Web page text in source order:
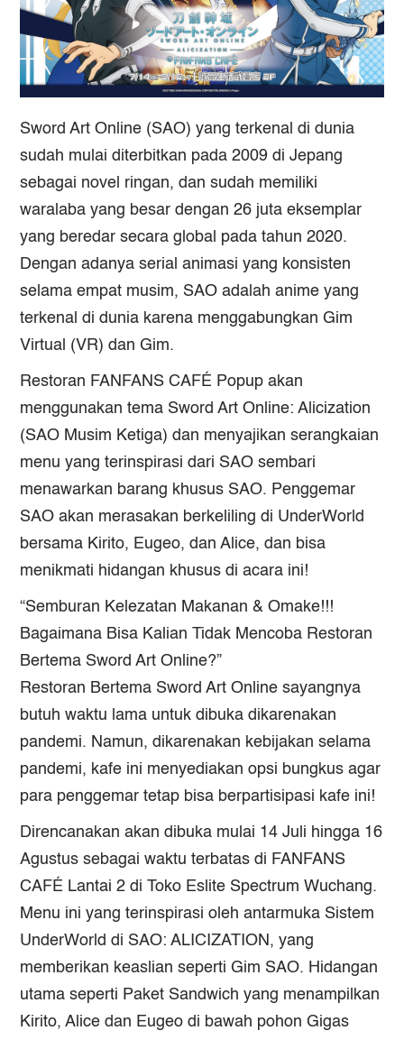
Sword Art Online (SAO) yang terkenal di dunia
sudah mulai diterbitkan pada 2009 di Jepang
sebagai novel ringan, dan sudah memiliki
waralaba yang besar dengan 26 juta eksemplar
yang beredar secara global pada tahun 2020.
Dengan adanya serial animasi yang konsisten
selama empat musim, SAO adalah anime yang
terkenal di dunia karena menggabungkan Gim
Virtual (VR) dan Gim.
Restoran FANFANS CAFÉ Popup akan
menggunakan tema Sword Art Online: Alicization
(SAO Musim Ketiga) dan menyajikan serangkaian
menu yang terinspirasi dari SAO sembari
menawarkan barang khusus SAO. Penggemar
SAO akan merasakan berkeliling di UnderWorld
bersama Kirito, Eugeo, dan Alice, dan bisa
menikmati hidangan khusus di acara ini!
“Semburan Kelezatan Makanan & Omake!!!
Bagaimana Bisa Kalian Tidak Mencoba Restoran
Bertema Sword Art Online?”
Restoran Bertema Sword Art Online sayangnya
butuh waktu lama untuk dibuka dikarenakan
pandemi. Namun, dikarenakan kebijakan selama
pandemi, kafe ini menyediakan opsi bungkus agar
para penggemar tetap bisa berpartisipasi kafe ini!
Direncanakan akan dibuka mulai 14 Juli hingga 16
Agustus sebagai waktu terbatas di FANFANS
CAFÉ Lantai 2 di Toko Eslite Spectrum Wuchang.
Menu ini yang terinspirasi oleh antarmuka Sistem
UnderWorld di SAO: ALICIZATION, yang
memberikan keaslian seperti Gim SAO. Hidangan
utama seperti Paket Sandwich yang menampilkan
Kirito, Alice dan Eugeo di bawah pohon Gigas